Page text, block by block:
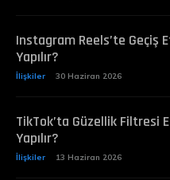
Instagram Reels’te Geçiş
Yapılır?
İlişkiler 30 Haziran 2026
TikTok’ta Güzellik Filtresi
Yapılır?
İlişkiler 13 Haziran 2026